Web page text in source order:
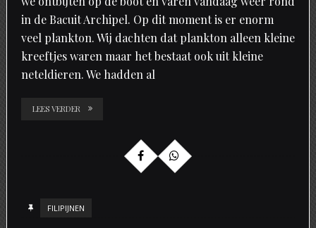
in de Bacuit Archipel. Op dit moment is er enorm
veel plankton. Wij dachten dat plankton alleen kleine
kreeftjes waren maar het bestaat ook uit kleine
neteldieren. We hadden al
LEES VERDER
FILIPIJNEN